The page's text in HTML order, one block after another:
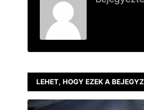
LEHET, HOGY EZEK A